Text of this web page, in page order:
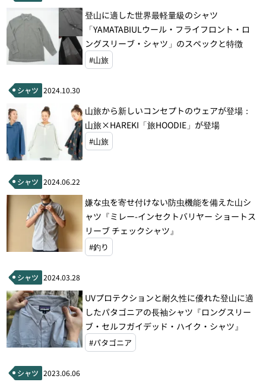
登山に適した世界最軽量級のシャツ
「YAMATABIULウール・フライフロント・ロ
ングスリーブ・シャツ」のスペックと特徴
#山旅
シャツ 2024.10.30
山旅から新しいコンセプトのウェアが登場：
山旅×HAREKI「旅HOODIE」が登場
#山旅
シャツ 2024.06.22
嫌な虫を寄せ付けない防虫機能を備えた山シ
ャツ『ミレー-インセクトバリヤー ショートス
リーブ チェックシャツ』
#釣り
シャツ 2024.03.28
UVプロテクションと耐久性に優れた登山に適
したパタゴニアの長袖シャツ『ロングスリー
ブ・セルフガイデッド・ハイク・シャツ』
#パタゴニア
シャツ 2023.06.06